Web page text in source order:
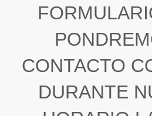
CONTACTO
DURANTE